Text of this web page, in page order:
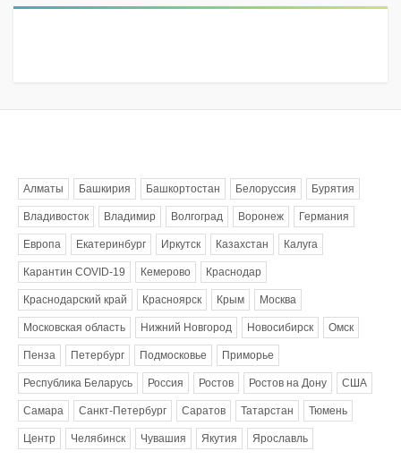
Алматы Башкирия Башкортостан Белоруссия Бурятия
Владивосток Владимир Волгоград Воронеж Германия
Европа Екатеринбург Иркутск Казахстан Калуга
Карантин COVID-19 Кемерово Краснодар
Краснодарский край Красноярск Крым Москва
Московская область Нижний Новгород Новосибирск Омск
Пенза Петербург Подмосковье Приморье
Республика Беларусь Россия Ростов Ростов на Дону США
Самара Санкт-Петербург Саратов Татарстан Тюмень
Центр Челябинск Чувашия Якутия Ярославль